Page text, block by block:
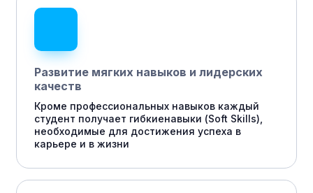
Развитие мягких навыков и лидерских
качеств
Кроме профессиональных навыков каждый
студент получает гибкиенавыки (Soft Skills),
необходимые для достижения успеха в
карьере и в жизни